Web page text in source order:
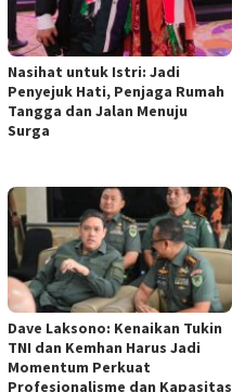
Nasihat untuk Istri: Jadi
Penyejuk Hati, Penjaga Rumah
Tangga dan Jalan Menuju
Surga
Dave Laksono: Kenaikan Tukin
TNI dan Kemhan Harus Jadi
Momentum Perkuat
Profesionalisme dan Kapasitas